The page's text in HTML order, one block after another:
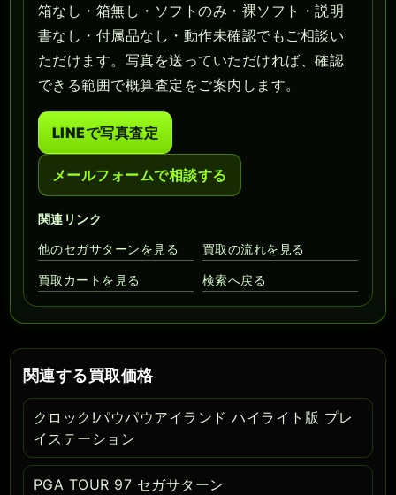
箱なし・箱無し・ソフトのみ・裸ソフト・説明
書なし・付属品なし・動作未確認でもご相談い
ただけます。写真を送っていただければ、確認
できる範囲で概算査定をご案内します。
LINEで写真査定
メールフォームで相談する
関連リンク
他のセガサターンを見る
買取の流れを見る
買取カートを見る 検索へ戻る
関連する買取価格
クロック!パウパウアイランド ハイライト版 プレ
イステーション
PGA TOUR 97 セガサターン